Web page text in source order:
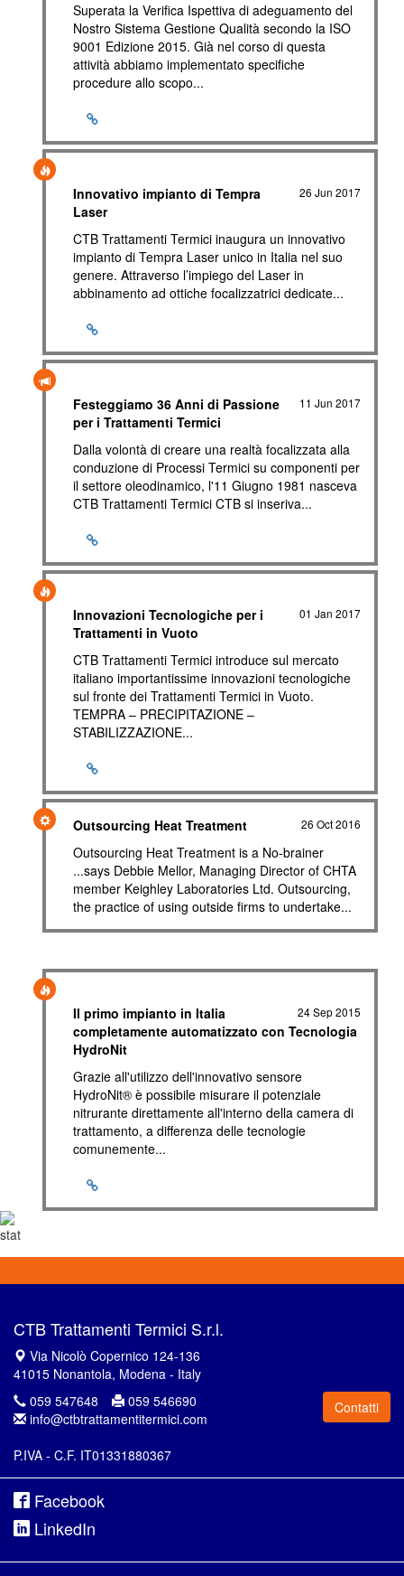
Superata la Verifica Ispettiva di adeguamento del
Nostro Sistema Gestione Qualità secondo la ISO
9001 Edizione 2015. Già nel corso di questa
attività abbiamo implementato specifiche
procedure allo scopo...
26 Jun 2017
Innovativo impianto di Tempra
Laser
CTB Trattamenti Termici inaugura un innovativo
impianto di Tempra Laser unico in Italia nel suo
genere. Attraverso l’impiego del Laser in
abbinamento ad ottiche focalizzatrici dedicate...
11 Jun 2017
Festeggiamo 36 Anni di Passione
per i Trattamenti Termici
Dalla volontà di creare una realtà focalizzata alla
conduzione di Processi Termici su componenti per
il settore oleodinamico, l'11 Giugno 1981 nasceva
CTB Trattamenti Termici CTB si inseriva...
01 Jan 2017
Innovazioni Tecnologiche per i
Trattamenti in Vuoto
CTB Trattamenti Termici introduce sul mercato
italiano importantissime innovazioni tecnologiche
sul fronte dei Trattamenti Termici in Vuoto.
TEMPRA – PRECIPITAZIONE –
STABILIZZAZIONE...
26 Oct 2016
Outsourcing Heat Treatment
Outsourcing Heat Treatment is a No-brainer
...says Debbie Mellor, Managing Director of CHTA
member Keighley Laboratories Ltd. Outsourcing,
the practice of using outside firms to undertake...
24 Sep 2015
Il primo impianto in Italia
completamente automatizzato con Tecnologia
HydroNit
Grazie all'utilizzo dell'innovativo sensore
HydroNit® è possibile misurare il potenziale
nitrurante direttamente all'interno della camera di
trattamento, a differenza delle tecnologie
comunemente...
CTB Trattamenti Termici S.r.l.
Via Nicolò Copernico 124-136
41015 Nonantola, Modena - Italy
Contatti
059 547648
059 546690
info@ctbtrattamentitermici.com
P.IVA - C.F. IT01331880367
Facebook
LinkedIn